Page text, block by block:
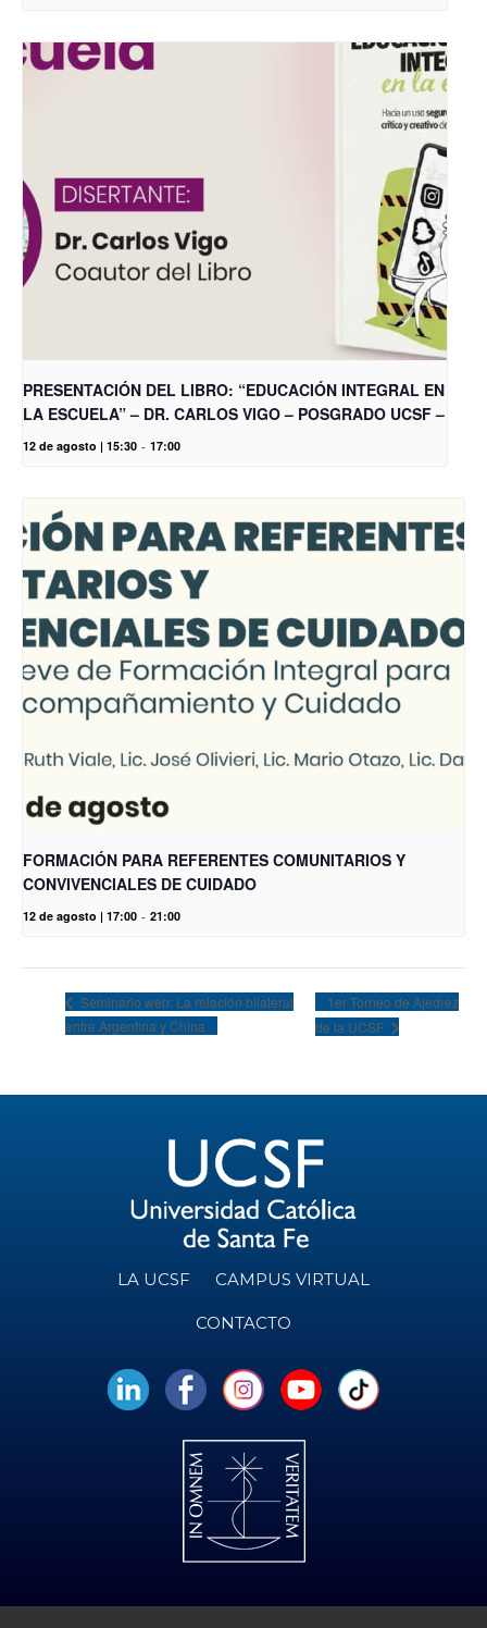
PRESENTACIÓN DEL LIBRO: “EDUCACIÓN INTEGRAL EN
LA ESCUELA” – DR. CARLOS VIGO – POSGRADO UCSF –
12 de agosto | 15:30 - 17:00
FORMACIÓN PARA REFERENTES COMUNITARIOS Y
CONVIVENCIALES DE CUIDADO
12 de agosto | 17:00 - 21:00
Seminario web: La relación bilateral
entre Argentina y China
1er Torneo de Ajedrez
de la UCSF
LA UCSF CAMPUS VIRTUAL
CONTACTO